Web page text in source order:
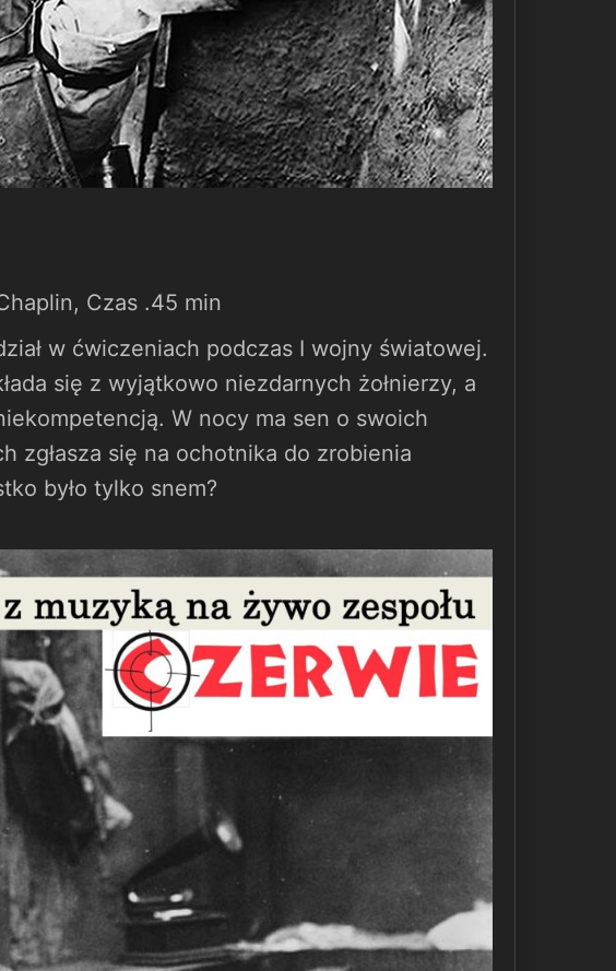
Czas .45 min
w ćwiczeniach podczas I wojny światowej.
się z wyjątkowo niezdarnych żołnierzy, a
W nocy ma sen o swoich
zgłasza się na ochotnika do zrobienia
było tylko snem?